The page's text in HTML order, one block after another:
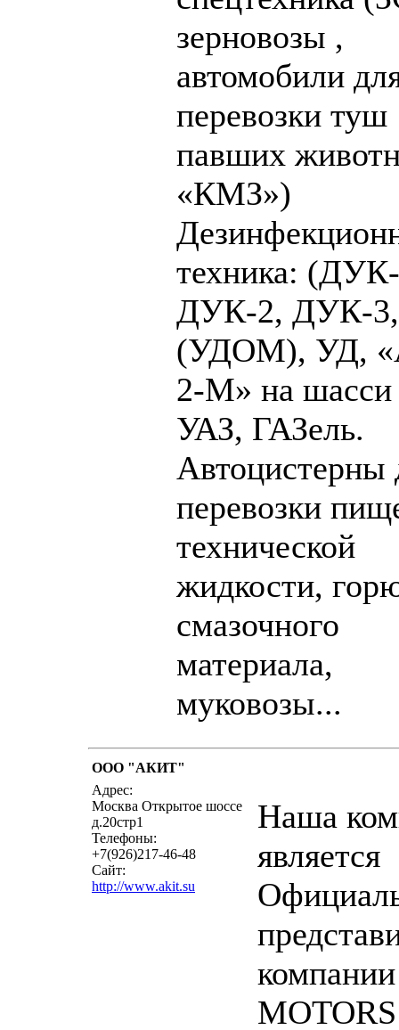
зерновозы ,
автомобили
перевозки туш
павших
«КМЗ»)
техника:
ДУК-2, ДУК-3,
(УДОМ), УД,
2-М» на
УАЗ, ГАЗель.
Автоцистерны
перевозки
технической
жидкости,
смазочного
материала,
муковозы...
ООО "АКИТ"
Адрес:
Москва Открытое шоссе
д.20стр1
Телефоны:
+7(926)217-46-48
Сайт:
http://www.akit.su
Наша
является